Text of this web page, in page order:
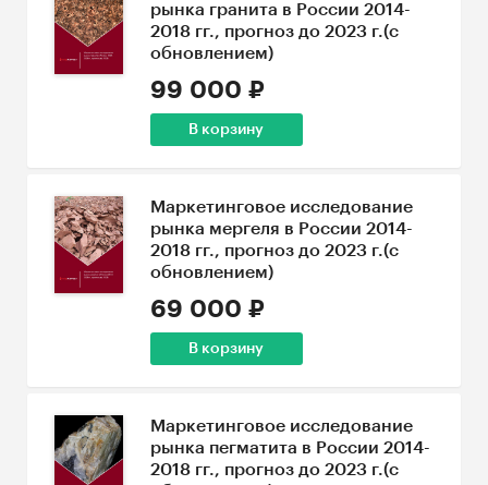
рынка гранита в России 2014-
2018 гг., прогноз до 2023 г.(с
обновлением)
99 000 ₽
В корзину
Маркетинговое исследование
рынка мергеля в России 2014-
2018 гг., прогноз до 2023 г.(с
обновлением)
69 000 ₽
В корзину
Маркетинговое исследование
рынка пегматита в России 2014-
2018 гг., прогноз до 2023 г.(с